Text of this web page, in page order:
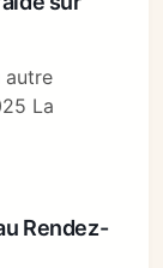
autre
La
Rendez-